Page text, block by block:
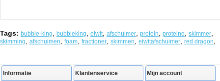
Tags: bubble-king bubbleking eiwit afschuimer protein proteine skimmer
skimming afschuimen foam fractioner skimmen eiwitafschuimer red dragon
Informatie Klantenservice Mijn account